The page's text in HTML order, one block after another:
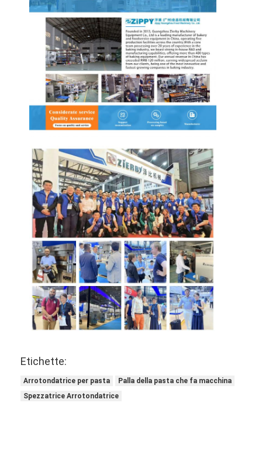
Linea di produzione della panetteria
Miscelatore della farina
Picchiatrice di uova
Divider Rounder
Pasta Sheeter
Tagliapane commerciale
Proiettore di panificazione
Proofing del frigorifero
Forno a scaffale
forno per panetteria commerciale
forno di convezione
forno della pizza
Piccole attrezzature da forno
Etichette:
Arrotondatrice per pasta
Palla della pasta che fa macchina
Spezzatrice Arrotondatrice